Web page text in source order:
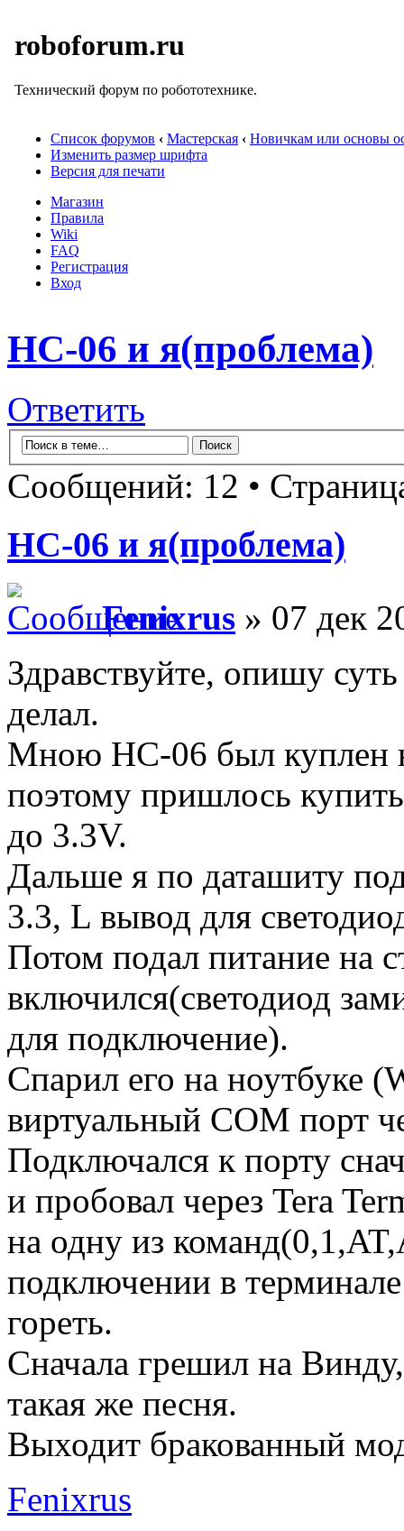
roboforum.ru
Технический форум по робототехнике.
Список форумов ‹ Мастерская ‹ Новичкам или основы
Изменить размер шрифта
Версия для печати
Магазин
Правила
Wiki
FAQ
Регистрация
Вход
HC-06 и я(проблема)
Ответить
Сообщений: 12 •
HC-06 и я(проблема)
Fenixrus » 07 дек
Здравствуйте, опишу
делал.
Мною HC-06 был куплен
поэтому пришлось
до 3.3V.
Дальше я по даташиту
3.3, L вывод для
Потом подал питание на
включился(светодиод
для подключение).
Спарил его на ноутбуке
виртуальный COM порт
Подключался к порту
и пробовал через Tera
на одну из
подключении в
гореть.
Сначала грешил на
такая же песня.
Выходит бракованный
Fenixrus